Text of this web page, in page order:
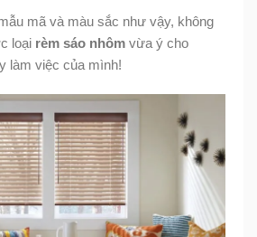
mã và màu sắc như vậy, không
loại rèm sáo nhôm vừa ý cho
làm việc của mình!